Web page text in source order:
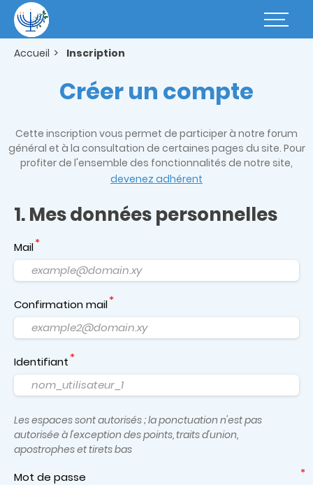
contenu
principal
Basculer
Accueil Inscription
Créer un compte
Cette inscription vous permet de participer à notre forum
général et à la consultation de certaines pages du site. Pour
profiter de l'ensemble des fonctionnalités de notre site,
devenez adhérent
1. Mes données personnelles
Mail
Confirmation mail
Identifiant
Les espaces sont autorisés ; la ponctuation n'est pas
autorisée à l'exception des points, traits d'union,
apostrophes et tirets bas
Mot de passe